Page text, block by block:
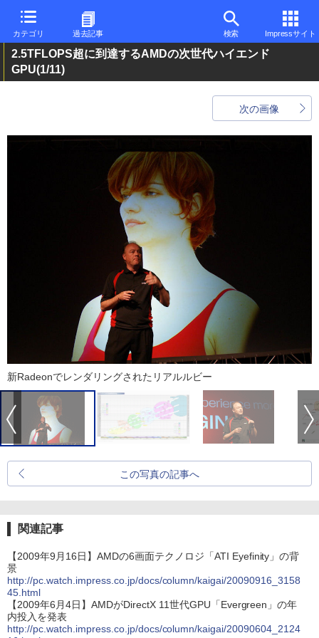
カテゴリ 過去記事 検索 Impressサイト
2.5TFLOPS超に到達するAMDの次世代ハイエンド
GPU(1/11)
次の画像
新Radeonでレンダリングされたリアルルビー
この写真の記事へ
関連記事
【2009年9月16日】AMDの6画面テクノロジ「ATI Eyefinity」の背
景
http://pc.watch.impress.co.jp/docs/column/kaigai/20090916_3158
45.html
【2009年6月4日】AMDがDirectX 11世代GPU「Evergreen」の年
内投入を発表
http://pc.watch.impress.co.jp/docs/column/kaigai/20090604_2124